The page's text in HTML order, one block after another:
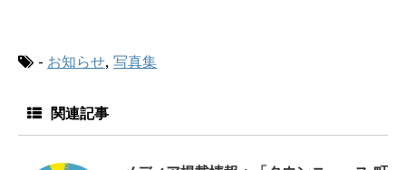
- お知らせ, 写真集
関連記事